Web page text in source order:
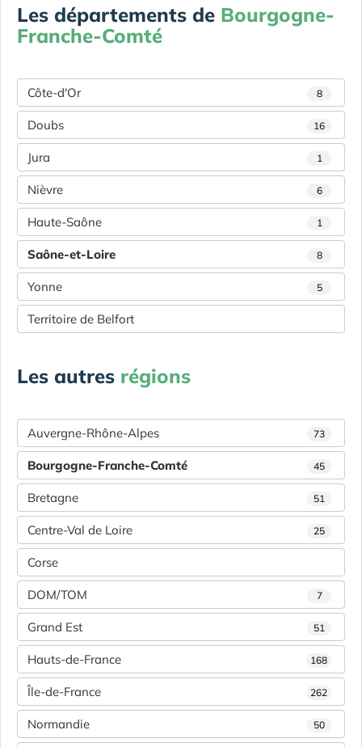
Les départements de Bourgogne-
Franche-Comté
Côte-d'Or 8
Doubs 16
Jura 1
Nièvre 6
Haute-Saône 1
Saône-et-Loire 8
Yonne 5
Territoire de Belfort
Les autres régions
Auvergne-Rhône-Alpes 73
Bourgogne-Franche-Comté 45
Bretagne 51
Centre-Val de Loire 25
Corse
DOM/TOM 7
Grand Est 51
Hauts-de-France 168
Île-de-France 262
Normandie 50